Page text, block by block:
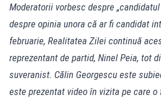
Moderatorii vorbesc despre
despre opinia unora că ar fi candidat
februarie, Realitatea Zilei continuă
reprezentant de partid, Ninel Peia, tot
suveranist. Călin Georgescu este
este prezentat video în vizita pe care